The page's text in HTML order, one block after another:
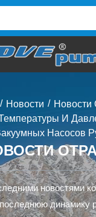
/ Новости / Новости
И
Насосов
новостями
динамику